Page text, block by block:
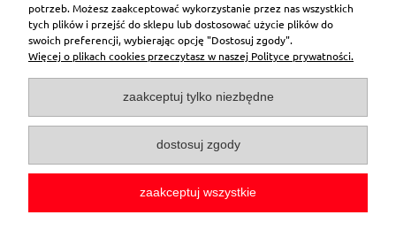
Moje konto
Płatności i dostawa
Pomoc
O firmie
potrzeb. Możesz zaakceptować wykorzystanie przez nas wszystkich
tych plików i przejść do sklepu lub dostosować użycie plików do
swoich preferencji, wybierając opcję "Dostosuj zgody".
Więcej o plikach cookies przeczytasz w naszej Polityce prywatności.
zaakceptuj tylko niezbędne
dostosuj zgody
zaakceptuj wszystkie